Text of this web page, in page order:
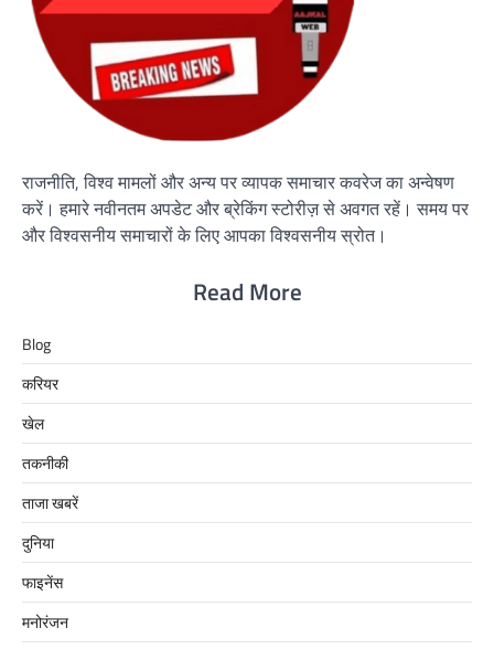
राजनीति, विश्व मामलों और अन्य पर व्यापक समाचार कवरेज का अन्वेषण
करें। हमारे नवीनतम अपडेट और ब्रेकिंग स्टोरीज़ से अवगत रहें। समय पर
और विश्वसनीय समाचारों के लिए आपका विश्वसनीय स्रोत।
Read More
Blog
करियर
खेल
तकनीकी
ताजा खबरें
दुनिया
फाइनेंस
मनोरंजन